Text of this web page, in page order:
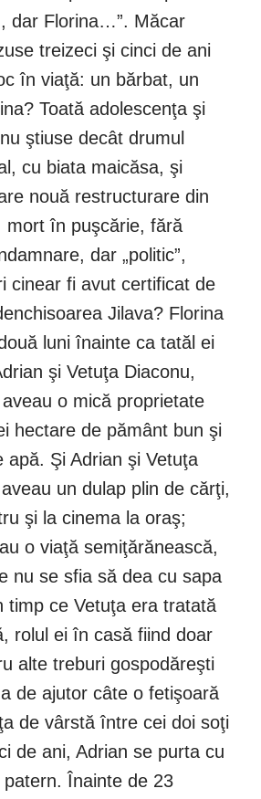
dar Florina…”. Măcar
treizeci şi cinci de ani
în viaţă: un bărbat, un
Toată adolescenţa şi
ştiuse decât drumul
cu biata maicăsa, şi
nouă restructurare din
mort în puşcărie, fără
dar „politic”,
cinear fi avut certificat de
Jilava? Florina
luni înainte ca tatăl ei
şi Vetuţa Diaconu,
o mică proprietate
hectare de pământ bun şi
apă. Şi Adrian şi Vetuţa
un dulap plin de cărţi,
şi la cinema la oraş;
o viaţă semiţărănească,
nu se sfia să dea cu sapa
timp ce Vetuţa era tratată
rolul ei în casă fiind doar
alte treburi gospodăreşti
de ajutor câte o fetişoară
de vârstă între cei doi soţi
de ani, Adrian se purta cu
Înainte de 23